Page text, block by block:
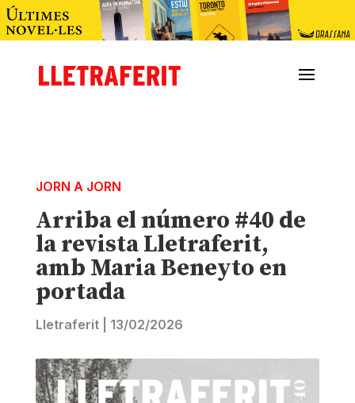
JORN A JORN
Arriba el número #40 de
la revista Lletraferit,
amb Maria Beneyto en
portada
Lletraferit| 13/02/2026